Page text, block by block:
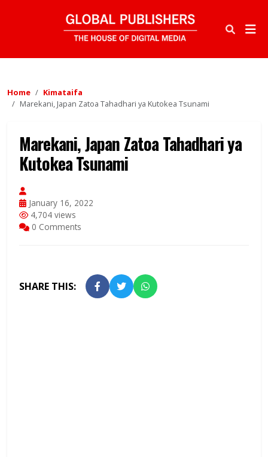
Home
Kimataifa
Marekani, Japan Zatoa Tahadhari ya Kutokea Tsunami
Marekani, Japan Zatoa Tahadhari ya
Kutokea Tsunami
January 16, 2022
4,704 views
0 Comments
SHARE THIS: